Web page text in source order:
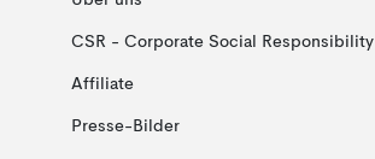
CSR - Corporate Social Responsibility
Affiliate
Presse-Bilder